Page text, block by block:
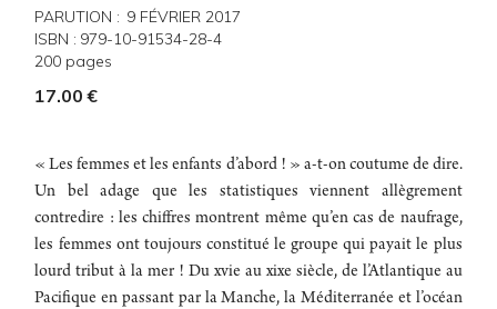
PARUTION : 9 FÉVRIER 2017
ISBN : 979-10-91534-28-4
200 pages
17.00 €
« Les femmes et les enfants d’abord ! » a-t-on coutume de dire.
Un bel adage que les statistiques viennent allègrement
contredire : les chiffres montrent même qu’en cas de naufrage,
les femmes ont toujours constitué le groupe qui payait le plus
lourd tribut à la mer ! Du xvie au xixe siècle, de l’Atlantique au
Pacifique en passant par la Manche, la Méditerranée et l’océan